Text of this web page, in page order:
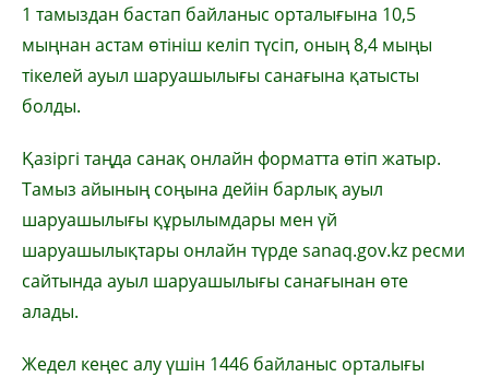
1 тамыздан бастап байланыс орталығына 10,5
мыңнан астам өтініш келіп түсіп, оның 8,4 мыңы
тікелей ауыл шаруашылығы санағына қатысты
болды.
Қазіргі таңда санақ онлайн форматта өтіп жатыр.
Тамыз айының соңына дейін барлық ауыл
шаруашылығы құрылымдары мен үй
шаруашылықтары онлайн түрде sanaq.gov.kz ресми
сайтында ауыл шаруашылығы санағынан өте
алады.
Жедел кеңес алу үшін 1446 байланыс орталығы